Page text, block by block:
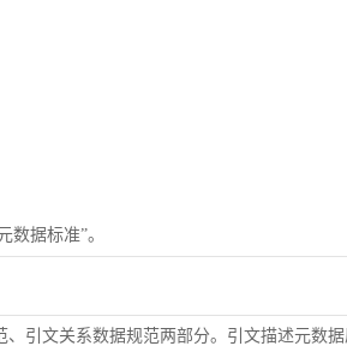
数据标准”。
引文关系数据规范两部分。引文描述元数据